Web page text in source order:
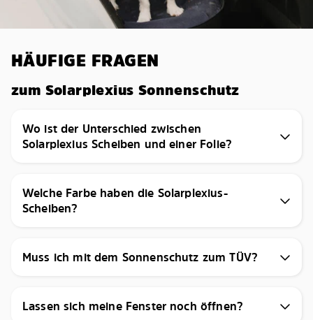
HÄUFIGE FRAGEN
zum Solarplexius Sonnenschutz
Wo ist der Unterschied zwischen
Solarplexius Scheiben und einer Folie?
Welche Farbe haben die Solarplexius-
Scheiben?
Muss ich mit dem Sonnenschutz zum TÜV?
Lassen sich meine Fenster noch öffnen?